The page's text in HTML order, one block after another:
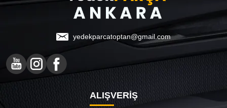
yedekparcatoptan@gmail.com
ALIŞVERİŞ